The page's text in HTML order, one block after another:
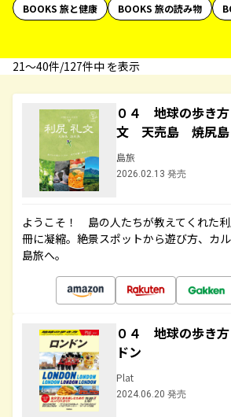
BOOKS 旅と健康
BOOKS 旅の読み物
21〜40件/127件中 を表示
０４ 地球の歩
文 天売島 焼尻
島旅
2026.02.13 発売
ようこそ！ 島の人たちが教えてくれた
冊に凝縮。絶景スポットから遊び方、カル
島旅へ。
０４ 地球の歩き
ドン
Plat
2024.06.20 発売